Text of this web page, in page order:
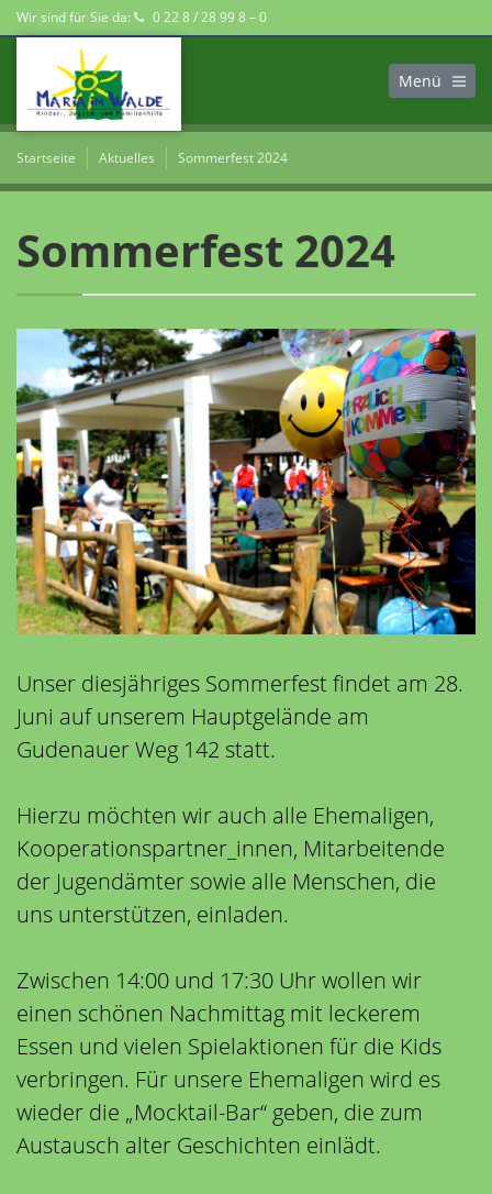
Wir sind für Sie da: 0 22 8 / 28 99 8 – 0
Menü
Startseite Aktuelles Sommerfest 2024
Sommerfest 2024
Unser diesjähriges Sommerfest findet am 28.
Juni auf unserem Hauptgelände am
Gudenauer Weg 142 statt.
Hierzu möchten wir auch alle Ehemaligen,
Kooperationspartner_innen, Mitarbeitende
der Jugendämter sowie alle Menschen, die
uns unterstützen, einladen.
Zwischen 14:00 und 17:30 Uhr wollen wir
einen schönen Nachmittag mit leckerem
Essen und vielen Spielaktionen für die Kids
verbringen. Für unsere Ehemaligen wird es
wieder die „Mocktail-Bar“ geben, die zum
Austausch alter Geschichten einlädt.